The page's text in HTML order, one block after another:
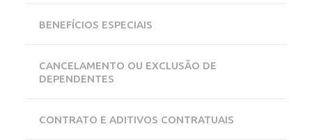
BENEFÍCIOS ESPECIAIS
CANCELAMENTO OU EXCLUSÃO DE
DEPENDENTES
CONTRATO E ADITIVOS CONTRATUAIS